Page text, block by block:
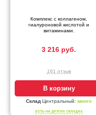
Комплекс с коллагеном,
гиалуроновой кислотой и
витаминами.
3 216 руб.
161 отзыв
В корзину
Склад Центральный: много
ЕСТЬ НА ДРУГИХ СКЛАДАХ